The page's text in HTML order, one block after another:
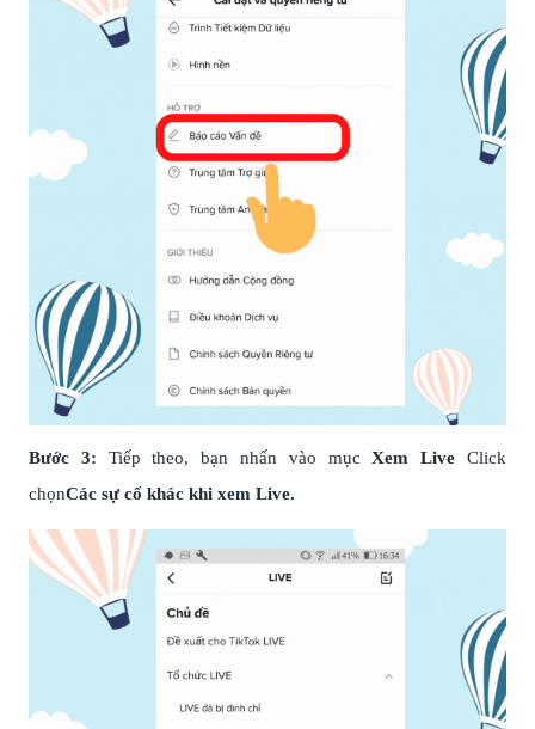
Bước 3: Tiếp theo, bạn nhấn vào mục Xem Live Click
chọnCác sự cố khác khi xem Live.